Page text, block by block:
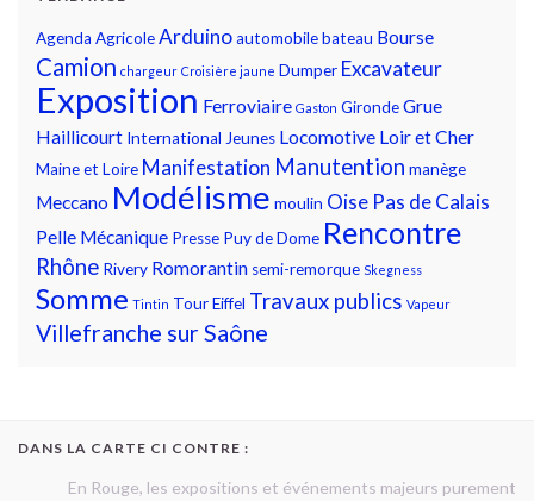
Agenda AgricoleArduinoautomobilebateau Bourse
Camion chargeur Croisière jaune Dumper Excavateur
Exposition Ferroviaire Gaston GirondeGrue
Haillicourt International Jeunes Locomotive Loir et Cher
Maine et Loire Manifestation Manutention manège
Meccano Modélisme moulin Oise Pas de Calais
Pelle Mécanique Presse Puy de Dome Rencontre
Rhône Rivery Romorantin semi-remorque Skegness
Somme Tintin Tour Eiffel Travaux publics Vapeur
Villefranche sur Saône
DANS LA CARTE CI CONTRE :
En Rouge, les expositions et événements majeurs purement